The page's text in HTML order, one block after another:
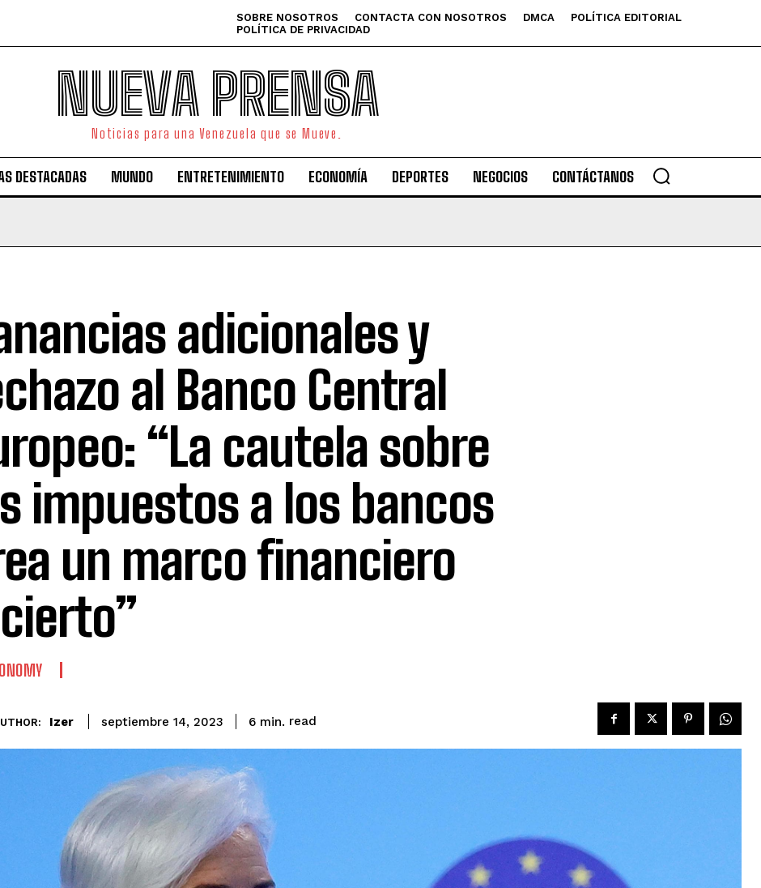
SOBRE NOSOTROS CONTACTA CON NOSOTROS DMCA
POLÍTICA EDITORIAL
POLÍTICA DE PRIVACIDAD
NUEVA PRENSA
Noticias para una Venezuela que se Mueve.
DESTACADAS MUNDO ENTRETENIMIENTO ECONOMÍA DEPORTES NEGOCIOS CONTÁCTANOS
adicionales y
al Banco Central
“La cautela sobre
impuestos a los bancos
un marco financiero
Izer septiembre 14, 2023 6 min. read